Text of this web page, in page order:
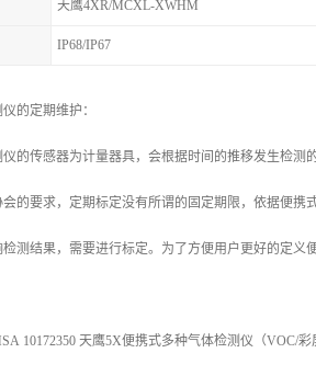
天鹰4XR/MCXL-XWHM
IP68/IP67
的定期维护：
的传感器为计量器具，会根据时间的推移发生检测
的要求，定期标定没有所谓的固定期限，依据便
测结果，需要进行标定。为了方便用户更好的定
10172350 天鹰5X便携式多种气体检测仪（VOC/彩